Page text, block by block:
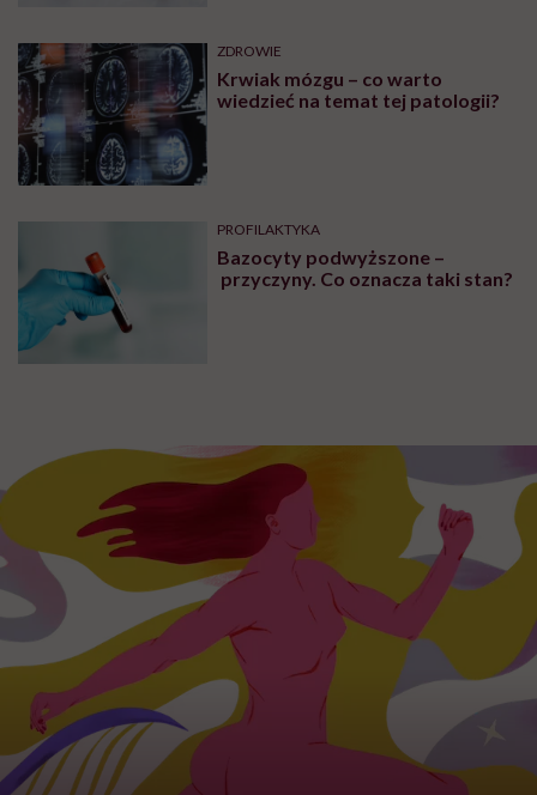
ZDROWIE
Krwiak mózgu – co warto
wiedzieć na temat tej patologii?
PROFILAKTYKA
Bazocyty podwyższone –
przyczyny. Co oznacza taki stan?